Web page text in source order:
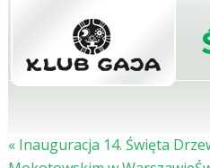
O PROJEKCIE
« Inauguracja 14. Święta